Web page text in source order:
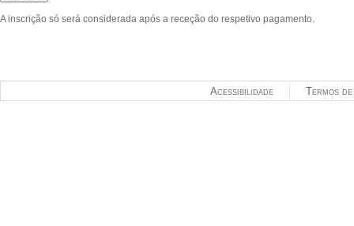
A inscrição só será considerada após a receção do respetivo pagamento.
Termos
Acessibilidade